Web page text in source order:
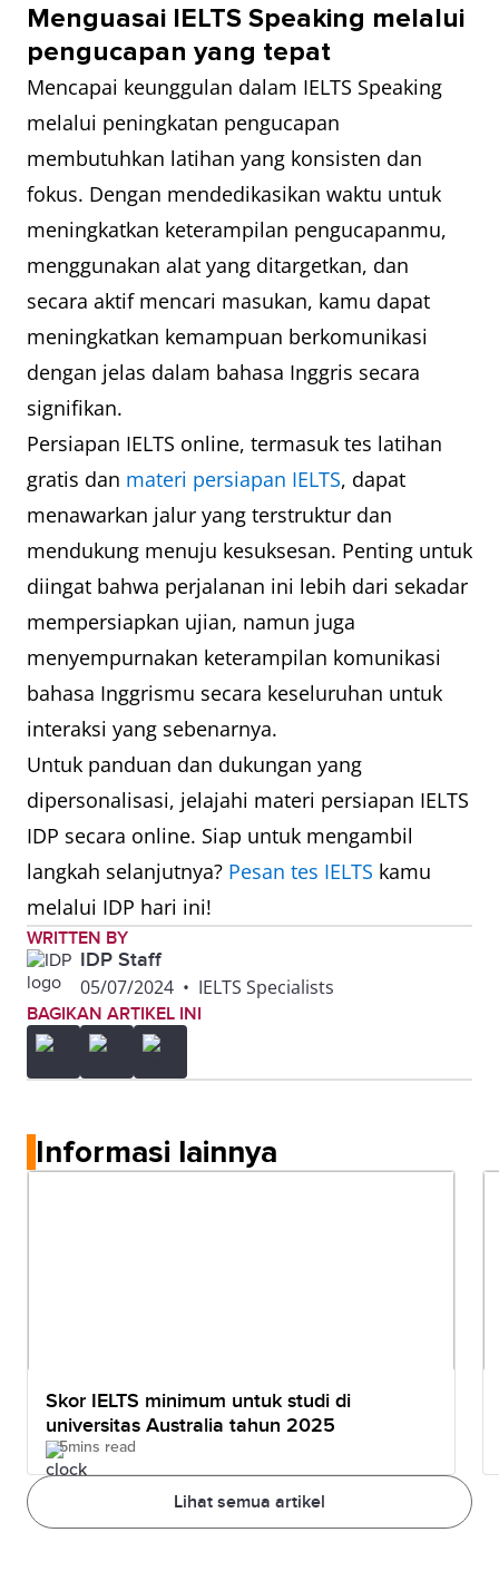
Menguasai IELTS Speaking melalui
pengucapan yang tepat
Mencapai keunggulan dalam IELTS Speaking
melalui peningkatan pengucapan
membutuhkan latihan yang konsisten dan
fokus. Dengan mendedikasikan waktu untuk
meningkatkan keterampilan pengucapanmu,
menggunakan alat yang ditargetkan, dan
secara aktif mencari masukan, kamu dapat
meningkatkan kemampuan berkomunikasi
dengan jelas dalam bahasa Inggris secara
signifikan.
Persiapan IELTS online, termasuk tes latihan
gratis dan materi persiapan IELTS, dapat
menawarkan jalur yang terstruktur dan
mendukung menuju kesuksesan. Penting untuk
diingat bahwa perjalanan ini lebih dari sekadar
mempersiapkan ujian, namun juga
menyempurnakan keterampilan komunikasi
bahasa Inggrismu secara keseluruhan untuk
interaksi yang sebenarnya.
Untuk panduan dan dukungan yang
dipersonalisasi, jelajahi materi persiapan IELTS
IDP secara online. Siap untuk mengambil
langkah selanjutnya? Pesan tes IELTS kamu
melalui IDP hari ini!
WRITTEN BY
IDP Staff
05/07/2024 • IELTS Specialists
BAGIKAN ARTIKEL INI
Informasi lainnya
Lihat semua artikel
Skor IELTS minimum untuk studi di
universitas Australia tahun 2025
5mins read